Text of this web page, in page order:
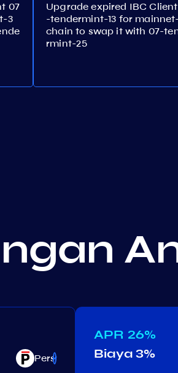
07
3
Upgrade expired IBC
-tendermint-13 for
chain to swap it with 07-
rmint-25
Persistence Jackal
APR 26%
Biaya3%